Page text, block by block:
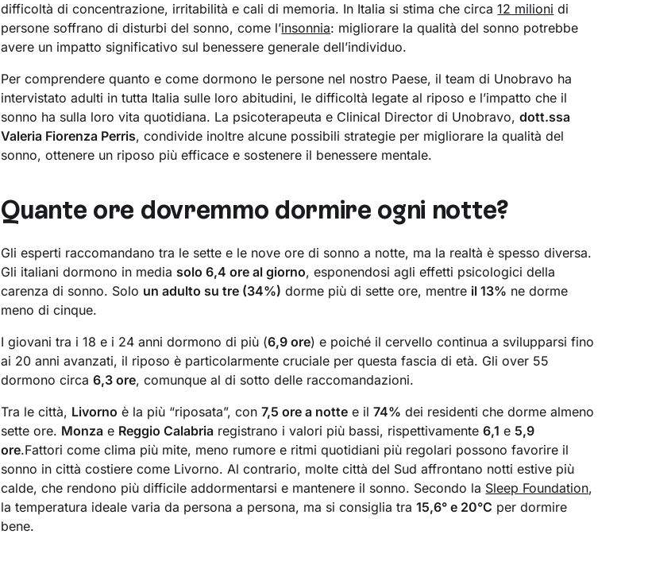
difficoltà di concentrazione, irritabilità e cali di memoria. In Italia si stima che circa12 milioni di
persone soffrano di disturbi del sonno, come l’insonnia: migliorare la qualità del sonno potrebbe
avere un impatto significativo sul benessere generale dell’individuo.
Per comprendere quanto e come dormono le persone nel nostro Paese, il team di Unobravo ha
intervistato adulti in tutta Italia sulle loro abitudini, le difficoltà legate al riposo e l’impatto che il
sonno ha sulla loro vita quotidiana. La psicoterapeuta e Clinical Director di Unobravo,dott.ssa
Valeria Fiorenza Perris, condivide inoltre alcune possibili strategie per migliorare la qualità del
sonno, ottenere un riposo più efficace e sostenere il benessere mentale.
Quante ore dovremmo dormire ogni notte?
Gli esperti raccomandano tra le sette e le nove ore di sonno a notte, ma la realtà è spesso diversa.
Gli italiani dormono in media solo 6,4 ore al giorno, esponendosi agli effetti psicologici della
carenza di sonno. Solo un adulto su tre (34%) dorme più di sette ore, mentre il 13% ne dorme
meno di cinque.
I giovani tra i 18 e i 24 anni dormono di più (6,9 ore) e poiché il cervello continua a svilupparsi fino
ai 20 anni avanzati, il riposo è particolarmente cruciale per questa fascia di età. Gli over 55
dormono circa6,3 ore, comunque al di sotto delle raccomandazioni.
Tra le città, Livorno è la più “riposata”, con7,5 ore a notte e il74% dei residenti che dorme almeno
sette ore. Monza e Reggio Calabria registrano i valori più bassi, rispettivamente6,1 e 5,9
ore.Fattori come clima più mite, meno rumore e ritmi quotidiani più regolari possono favorire il
sonno in città costiere come Livorno. Al contrario, molte città del Sud affrontano notti estive più
calde, che rendono più difficile addormentarsi e mantenere il sonno. Secondo la Sleep Foundation,
la temperatura ideale varia da persona a persona, ma si consiglia tra15,6° e 20°C per dormire
bene.